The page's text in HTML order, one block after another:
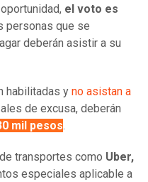
el voto es
personas que se
deberán asistir a su
habilitadas y no asistan a
de excusa, deberán
mil pesos.
transportes como Uber,
especiales aplicable a